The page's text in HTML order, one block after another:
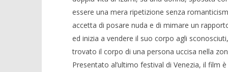
essere una mera ripetizione senza
accetta di posare nuda e di mimare un
ed inizia a vendere il suo corpo agli
trovato il corpo di una persona uccisa nella
Presentato al’ultimo festival di Venezia, il film